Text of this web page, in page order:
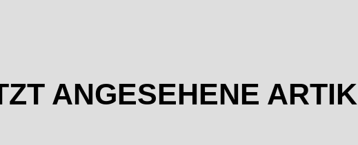
ANGESEHENE